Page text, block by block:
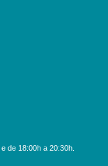
de 18:00h a 20:30h.